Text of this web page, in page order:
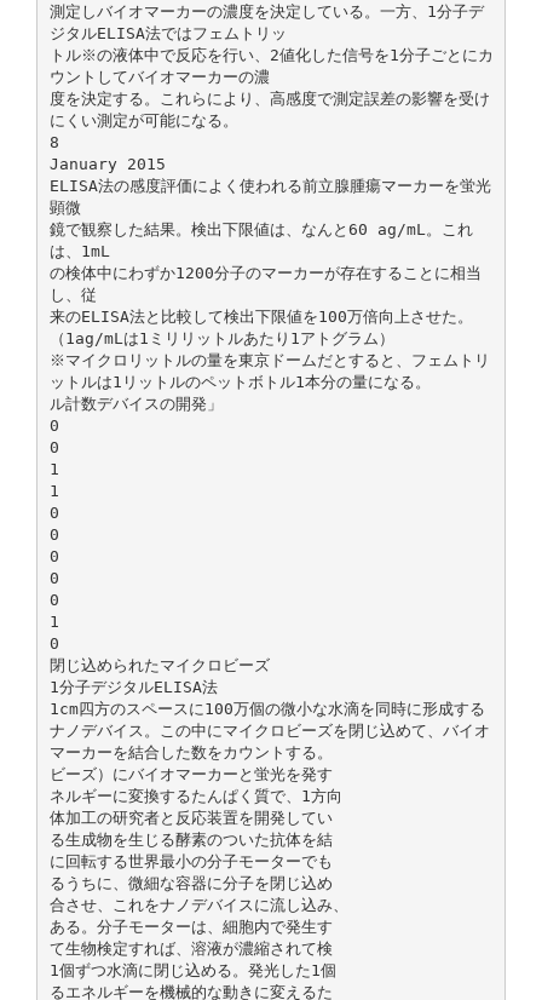
測定しバイオマーカーの濃度を決定している。一方、1分子デ
ジタルELISA法ではフェムトリッ
トル※の液体中で反応を行い、2値化した信号を1分子ごとにカ
ウントしてバイオマーカーの濃
度を決定する。これらにより、高感度で測定誤差の影響を受け
にくい測定が可能になる。
8
January 2015
ELISA法の感度評価によく使われる前立腺腫瘍マーカーを蛍光
顕微
鏡で観察した結果。検出下限値は、なんと60 ag/mL。これ
は、1mL
の検体中にわずか1200分子のマーカーが存在することに相当
し、従
来のELISA法と比較して検出下限値を100万倍向上させた。
（1ag/mLは1ミリリットルあたり1アトグラム）
※マイクロリットルの量を東京ドームだとすると、フェムトリ
ットルは1リットルのペットボトル1本分の量になる。
ル計数デバイスの開発」
0
0
1
1
0
0
0
0
0
1
0
閉じ込められたマイクロビーズ
1分子デジタルELISA法
1cm四方のスペースに100万個の微小な水滴を同時に形成する
ナノデバイス。この中にマイクロビーズを閉じ込めて、バイオ
マーカーを結合した数をカウントする。
ビーズ）にバイオマーカーと蛍光を発す
ネルギーに変換するたんぱく質で、1方向
体加工の研究者と反応装置を開発してい
る生成物を生じる酵素のついた抗体を結
に回転する世界最小の分子モーターでも
るうちに、微細な容器に分子を閉じ込め
合させ、これをナノデバイスに流し込み、
ある。分子モーターは、細胞内で発生す
て生物検定すれば、溶液が濃縮されて検
1個ずつ水滴に閉じ込める。発光した1個
るエネルギーを機械的な動きに変えるた